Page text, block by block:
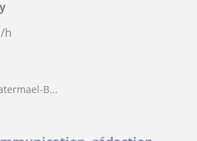
/h
B...